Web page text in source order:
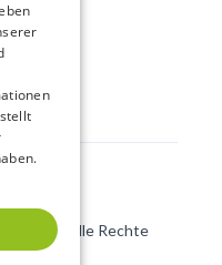
design
. Alle Rechte